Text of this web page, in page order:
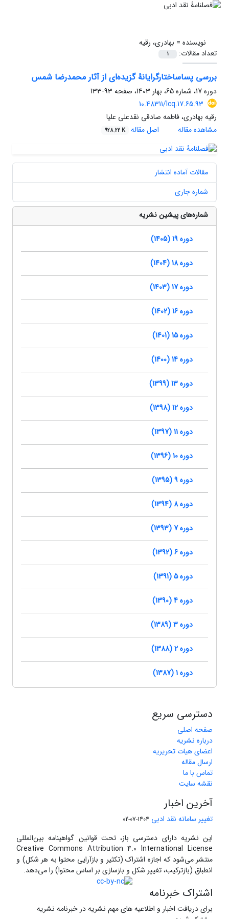
نویسنده = بهادری، رقیه
تعداد مقالات:
1
بررسی پساساختارگرایانۀ گزیده‌ای از آثار محمدرضا شمس
دوره 17، شماره 65، بهار 1403، صفحه
93-133
10.48311/lcq.17.65.93
رقیه بهادری، فاطمه صادقی نقدعلی علیا
مشاهده مقاله
اصل مقاله 928.22 K
مقالات آماده انتشار
شماره جاری
شماره‌های پیشین نشریه
دوره 19 (1405)
دوره 18 (1404)
دوره 17 (1403)
دوره 16 (1402)
دوره 15 (1401)
دوره 14 (1400)
دوره 13 (1399)
دوره 12 (1398)
دوره 11 (1397)
دوره 10 (1396)
دوره 9 (1395)
دوره 8 (1394)
دوره 7 (1393)
دوره 6 (1392)
دوره 5 (1391)
دوره 4 (1390)
دوره 3 (1389)
دوره 2 (1388)
دوره 1 (1387)
دسترسی سریع
صفحه اصلی
درباره نشریه
اعضای هیات تحریریه
ارسال مقاله
تماس با ما
نقشه سایت
آخرین اخبار
تغییر سامانه نقد ادبی 1404-07-02
این نشریه دارای دسترسی باز، تحت قوانین گواهینامه بین‌المللی
Creative Commons Attribution 4.0 International License
منتشر می‌شود که اجازه اشتراک (تکثیر و بازآرایی محتوا به هر شکل) و
انطباق (بازترکیب، تغییر شکل و بازسازی بر اساس محتوا) را می‌دهد.
اشتراک خبرنامه
برای دریافت اخبار و اطلاعیه های مهم نشریه در خبرنامه نشریه